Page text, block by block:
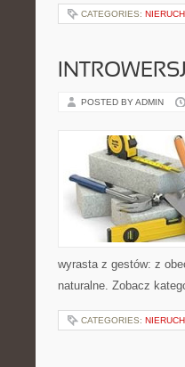
CATEGORIES:
POSTED BY ADMIN
wyrasta z gestów: z
naturalne. Zobacz
CATEGORIES: